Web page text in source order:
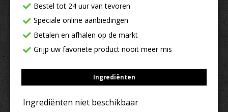
Bestel tot 24 uur van tevoren
Speciale online aanbiedingen
Betalen en afhalen op de markt
Grijp uw favoriete product nooit meer mis
Ingrediënten
Ingrediënten niet beschikbaar